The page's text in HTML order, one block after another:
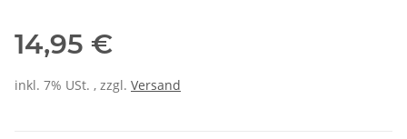
14,95 €
inkl. 7% USt. , zzgl. Versand